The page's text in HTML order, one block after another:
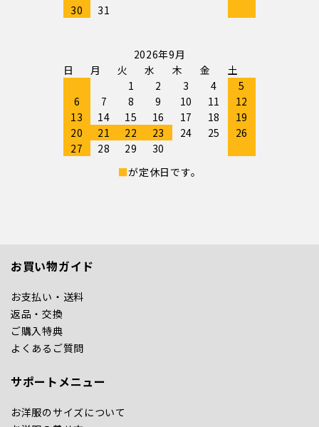
30
31
2026年9月
日
月 火 水 木 金
土
1
2 3 4
5
6
7 8 9 10 11
12
13
14 15 16 17 18
19
20
21 22 23 24 25
26
27
28 29
30
■が定休日です。
お買い物ガイド
お支払い・送料
返品・交換
ご購入特典
よくあるご質問
サポートメニュー
お洋服のサイズについて